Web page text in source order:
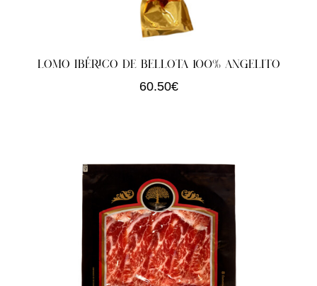
LOMO IBÉRICO DE BELLOTA 100% ANGELITO
60.50€